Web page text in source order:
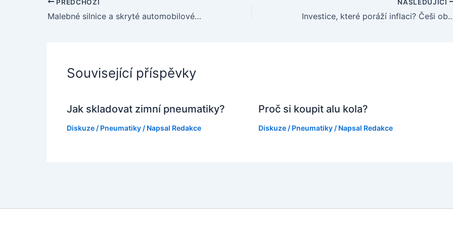
PŘEDCHOZÍ
Malebné silnice a skryté automobilové poklady v srdci Čech
NÁSLEDUJÍCÍ
Investice, které poráží inflaci? Češi
Související příspěvky
Jak skladovat zimní pneumatiky?
Diskuze / Pneumatiky / Napsal Redakce
Proč si koupit alu kola?
Diskuze / Pneumatiky/ Napsal Redakce